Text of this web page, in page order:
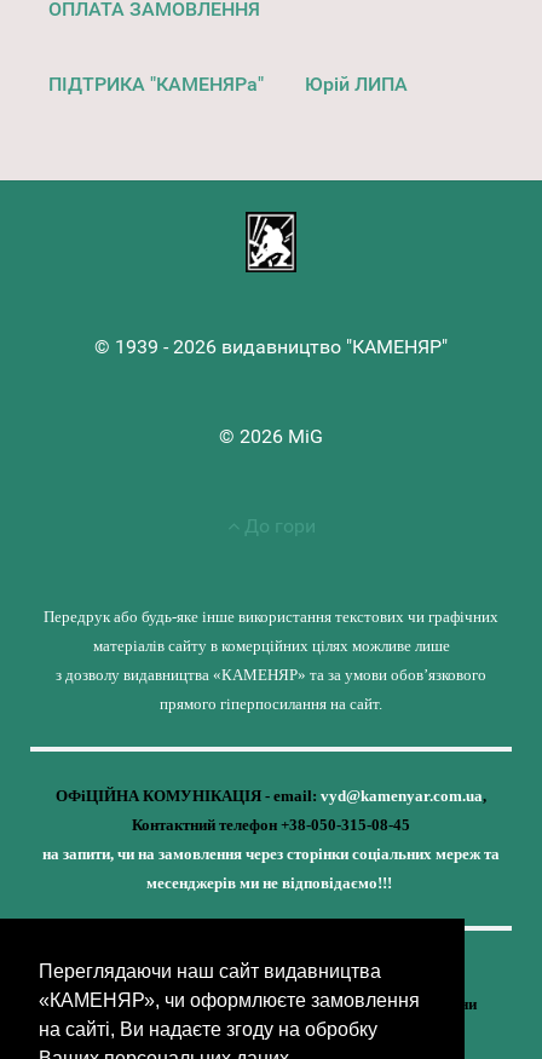
Переглядаючи наш сайт видавництва
«КАМЕНЯР», чи оформлюєте замовлення
на сайті, Ви надаєте згоду на обробку
ОПЛАТА ЗАМОВЛЕННЯ
ПІДТРИКА "КАМЕНЯРа" Юрій ЛИПА
© 1939 - 2026 видавництво "КАМЕНЯР"
© 2026 MiG
До гори
Передрук або будь-яке інше використання текстових чи графічних
матеріалів сайту в комерційних цілях можливе лише
з дозволу видавництва «КАМЕНЯР» та за умови обов’язкового
прямого гіперпосилання на сайт.
ОФіЦІЙНА КОМУНІКАЦІЯ - email: vyd@kamenyar.com.ua,
Контактний телефон +38-050-315-08-45
на запити, чи на замовлення через сторінки соціальних мереж та
месенджерів ми не відповідаємо!!!
Кожне наше видання - це внесок у спротив,
у збереження ідентичності та неминучу перемогу України
(видавництво «КАМЕНЯР»)